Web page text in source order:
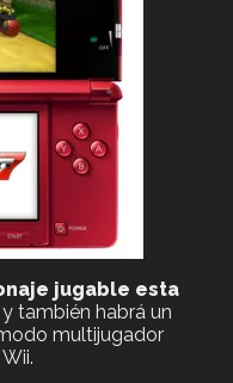
jugable esta
y también habrá un
multijugador